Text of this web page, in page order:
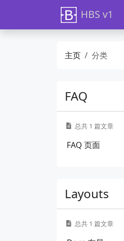
HBS v1
主页 分类
FAQ
总共 1 篇文章
FAQ 页面
Layouts
总共 1 篇文章